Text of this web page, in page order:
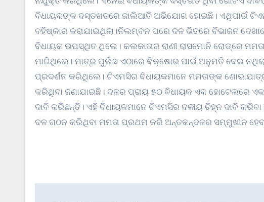
ବିଧାୟକଙ୍କ ଦସ୍ତଖତରେ ଜାଲିଆତି ଅଭିଯୋଗ ହୋଇଛି। ଏଥିପାଇଁ
ବହିଷ୍କାର କରାଯାଇଥିଲା।ନିଲମ୍ବନ ପରେ ଦଳ ଭିତରେ ବିଭାଜନ
ବିଧାୟକ ଉପସ୍ଥିତ ଥିଲେ। କଲକାତାର ରାଣୀ ରାସମୋନି ରୋଡ୍‌ରେ
ମାଗିଥିଲେ। ମାତ୍ର ପୁଲିସ ଏଠାରେ ବିକ୍ଷୋଭ ପାଇଁ ଅନୁମତି ଦେଇ
ପ୍ରଦର୍ଶନ କରିଥିଲେ। ଟିଏମସିର ବିଧାୟକମାନେ ମମତାଙ୍କ
କରିଥିବା ଜଣାଯାଇଛି। ଦଳର ପ୍ରାୟ ୫୦ ବିଧାୟକ ଏକ ହୋଟେଲରେ
ଦାବି କରିଛନ୍ତି। ଏହି ବିଧାୟକମାନେ ଟିଏମସିର ଦଳୀୟ ଚିହ୍ନ ଦାବି
ଦଳ ଗଠନ କରିଥିବା ମମତା ପ୍ରଥମ କରି ଅନ୍ତକନ୍ଦଳର ସମ୍ମୁଖୀନ